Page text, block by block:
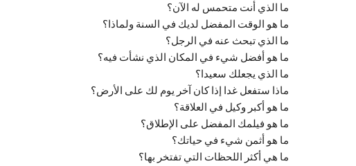
ما الذي أنت متحمس له الآن؟
ما هو الوقت المفضل لديك في السنة ولماذا؟
ما الذي تبحث عنه في الرجل؟
ما هو أفضل شيء في المكان الذي نشأت فيه؟
ما الذي يجعلك سعيدا؟
ماذا ستفعل غدا إذا كان آخر يوم لك على الأرض؟
ما هو أكبر وكيل في العلاقة؟
ما هو فيلمك المفضل على الإطلاق؟
ما هو أثمن شيء في حياتك؟
ما هي أكثر اللحظات التي تفتخر بها؟